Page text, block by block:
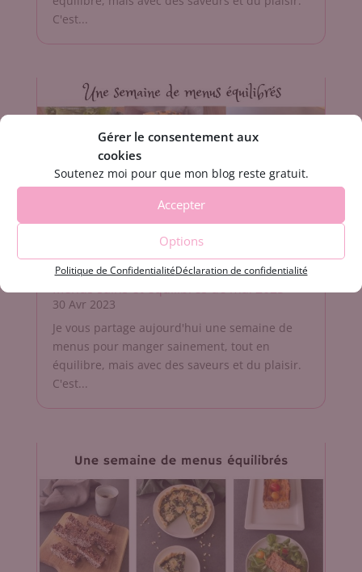
Gérer le consentement aux
cookies
Soutenez moi pour que mon blog reste gratuit.
Accepter
Options
Politique de ConfidentialitéDéclaration de confidentialité
C'est...
Menus sains et équilibrés de mai 2023
30 Avr 2023
Je vous partage aujourd'hui une semaine de
menus pour manger sainement, tout en
équilibre, mais avec des saveurs et du plaisir.
C'est...